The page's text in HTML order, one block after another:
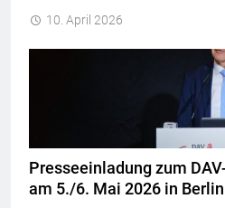
10. April 2026
Presseeinladung zum
am 5./6. Mai 2026 in Berlin